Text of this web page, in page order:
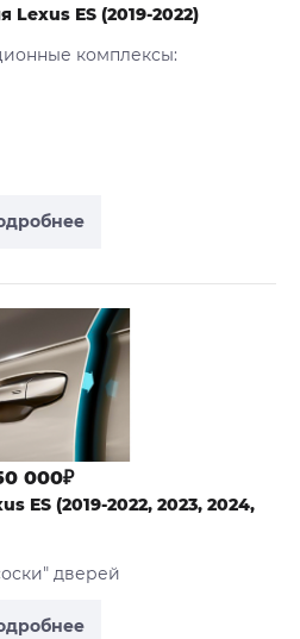
ES (2019-2022)
комплексы:
000₽
ES (2019-2022, 2023, 2024,
дверей